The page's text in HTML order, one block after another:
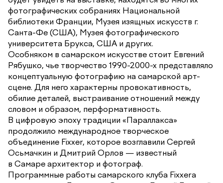
фотографических собраниях Национальной
библиотеки Франции, Музея изящных искусств г.
Санта-Фе (США), Музея фотографического
университета Брукса, США и других.
Особняком в самарском искусстве стоит Евгений
Рябушко, чье творчество 1990-2000-х представляло
концептуальную фотографию на самарской арт-
сцене. Для него характерны провокативность,
обилие деталей, выстраивание отношений между
словом и образом, перформативность.
В цифровую эпоху традиции «Параллакса»
продолжило международное творческое
объединение Fixxer, которое возглавили Сергей
Осьмачкин и Дмитрий Орлов — известный
в Самаре архитектор и фотограф.
Программные работы самарского клуба Fixxerа